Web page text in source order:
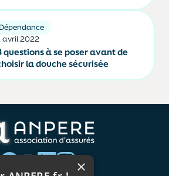
dépense moins d'énergie pour
maintenir sa température. Faut-il pour
autant sauter des repas ? Quels
privilégier ? Une alimentation
permet non...
Dépendance
avril 2022
questions à se poser avant de
la douche sécurisée
×